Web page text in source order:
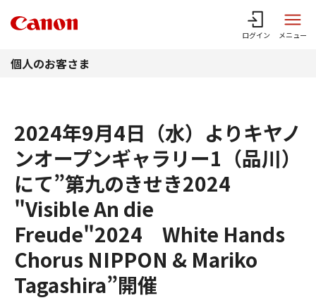
ログイン メニュー
個人のお客さま
2024年9月4日（水）よりキヤノ
ンオープンギャラリー1（品川）
にて”第九のきせき2024
"Visible An die
Freude"2024 White Hands
Chorus NIPPON & Mariko
Tagashira”開催